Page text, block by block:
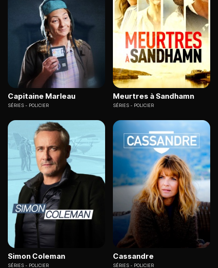
Capitaine Marleau
SÉRIES POLICIER
Meurtres à Sandhamn
SÉRIES POLICIER
Simon Coleman
SÉRIES POLICIER
Cassandre
SÉRIES POLICIER